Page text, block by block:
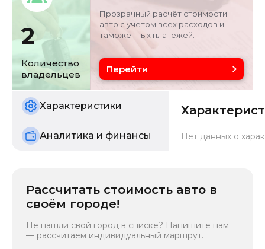
Объём двигателя
2.5 л
Цвет
Состояние
б/у
2
Количество
владельцев
Прозрачный расчёт стоимости
авто с учетом всех расходов и
таможенных платежей.
Перейти
Характеристики
Аналитика и финансы Нет данных о
Рассчитать стоимость авто в
своём городе!
Не нашли свой город в списке? Напишите нам
— рассчитаем индивидуальный маршрут.